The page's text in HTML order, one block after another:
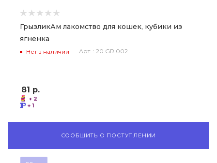
ГрызликАм лакомство для кошек, кубики из
ягненка
Нет в наличии Арт. : 20.GR.002
81 р.
+ 2
+ 1
СООБЩИТЬ О ПОСТУПЛЕНИИ